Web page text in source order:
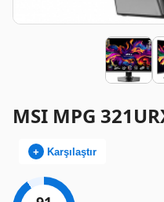
MSI MPG
+ Karşılaştır